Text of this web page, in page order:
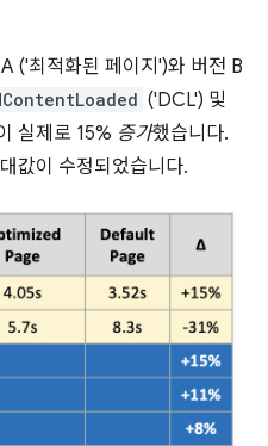
('최적화된 페이지')와 버전 B
('DCL') 및
실제로 15% 증가했습니다.
값이 수정되었습니다.